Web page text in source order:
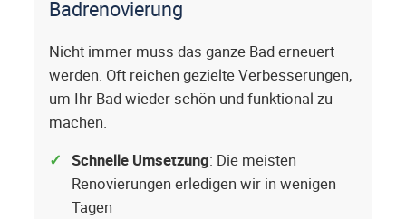
Badrenovierung
Nicht immer muss das ganze Bad erneuert
werden. Oft reichen gezielte Verbesserungen,
um Ihr Bad wieder schön und funktional zu
machen.
Schnelle Umsetzung: Die meisten
Renovierungen erledigen wir in wenigen
Tagen